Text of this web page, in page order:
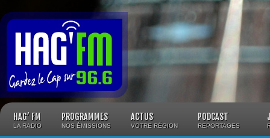
HAG’ FM
LA RADIO
PROGRAMMES
NOS ÉMISSIONS
ACTUS
VOTRE RÉGION
PODCAST
REPORTAGES
Panneau de gestion des cookies